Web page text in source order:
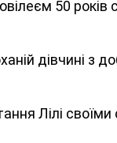
50 років
дівчині з
Лілі